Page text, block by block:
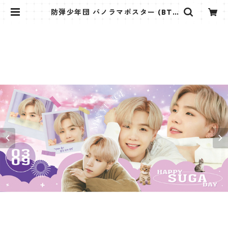
防弾少年団 パノラマポスター (BTS